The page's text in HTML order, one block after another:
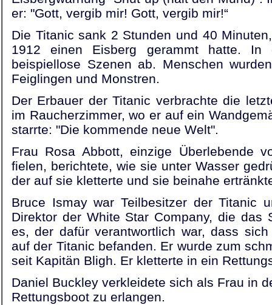
er: "Gott, vergib mir! Gott, vergib mir!“
Die Titanic sank 2 Stunden und 40
1912 einen Eisberg gerammt hatte. In
beispiellose Szenen ab. Menschen
Feiglingen und Monstren.
Der Erbauer der Titanic verbrachte die
im Raucherzimmer, wo er auf ein
starrte: "Die kommende neue Welt".
Frau Rosa Abbott, einzige Überlebende
fielen, berichtete, wie sie unter Wasser
der auf sie kletterte und sie beinahe
Bruce Ismay war Teilbesitzer der Titanic
Direktor der White Star Company, die das
es, der dafür verantwortlich war, dass
auf der Titanic befanden. Er wurde zum
seit Kapitän Bligh. Er kletterte in ein
Daniel Buckley verkleidete sich als Frau in
Rettungsboot zu erlangen.